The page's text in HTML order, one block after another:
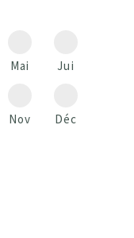
Mai Jui
Nov Déc